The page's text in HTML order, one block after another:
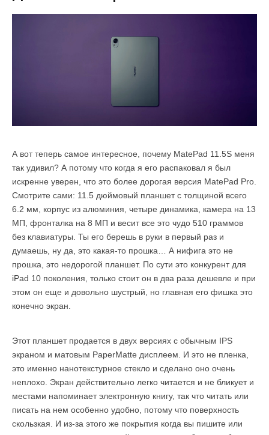
А вот теперь самое интересное, почему MatePad 11.5S меня
так удивил? А потому что когда я его распаковал я был
искренне уверен, что это более дорогая версия MatePad Pro.
Смотрите сами: 11.5 дюймовый планшет с толщиной всего
6.2 мм, корпус из алюминия, четыре динамика, камера на 13
МП, фронталка на 8 МП и весит все это чудо 510 граммов
без клавиатуры. Ты его берешь в руки в первый раз и
думаешь, ну да, это какая-то прошка… А нифига это не
прошка, это недорогой планшет. По сути это конкурент для
iPad 10 поколения, только стоит он в два раза дешевле и при
этом он еще и довольно шустрый, но главная его фишка это
конечно экран.
Этот планшет продается в двух версиях с обычным IPS
экраном и матовым PaperMatte дисплеем. И это не пленка,
это именно нанотекстурное стекло и сделано оно очень
неплохо. Экран действительно легко читается и не бликует и
местами напоминает электронную книгу, так что читать или
писать на нем особенно удобно, потому что поверхность
скользкая. И из-за этого же покрытия когда вы пишите или